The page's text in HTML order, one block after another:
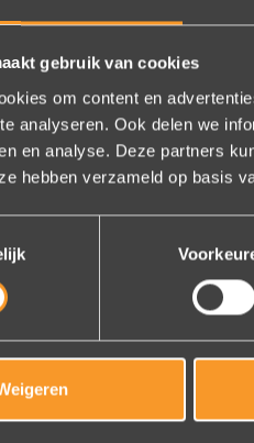
gebruik van cookies
om content en
analyseren. Ook delen we
en analyse. Deze partners
hebben verzameld op basis
Sieraden online besteld: de ring
Ik dank het hele team hartelijk